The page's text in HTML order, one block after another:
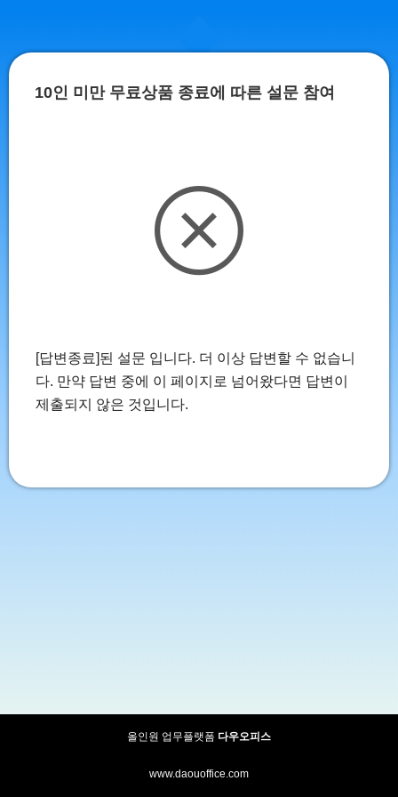
10인 미만 무료상품 종료에 따른 설문 참여
[답변종료]된 설문 입니다. 더 이상 답변할 수 없습니
다. 만약 답변 중에 이 페이지로 넘어왔다면 답변이
제출되지 않은 것입니다.
올인원 업무플랫폼 다우오피스
www.daouoffice.com